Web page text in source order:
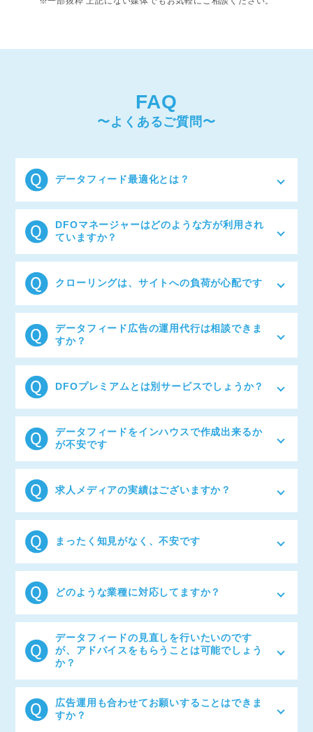
FAQ
〜よくあるご質問〜
データフィード最適化とは？
GoogleショッピングやCriteoなどの広告配信は、デー
タフィードの内容が広告配信として表示されます。こ
のためデータフィードの内容になる商品名などに適切
なキーワードを付与することでインプレッションやク
ド修正や加工を最適化と言います。
DFOマネージャーはどのような方が利用され
ていますか？
ECサイト・求人サイト（総合・専門求職サイトなど）
のマーケティング担当者様や、デジタル広告の運用代
理店様にご利用いただいています。
クローリングは、サイトへの負荷が心配です
ご利用企業の約半数がクローリングをご利用いただい
ておりますが、サイト運営に影響のあるレベルの負荷
はございません。
データフィード広告の運用代行は相談できま
すか？
可能です。運用・データフィード・タグに精通したス
ペシャリストがGoogleやCRITEOなどの運用いたしま
す。これまでの実績についてもご満足いただいており
ます。お見積りやサービス提案を希望される場合は、
お気軽にお問合せください。
DFOプレミアムとは別サービスでしょうか？
データフィードの構築・運用・管理などの業務をすべ
て弊社代行するサービスです。ノウハウや知識をデー
タフィードに盛り込む事はもちろん、お客様のご要望
や課題などにも柔軟に対応いたします。
データフィードをインハウスで作成出来るか
が不安です
データフィード作成完了までサポートさせていただき
ますのでご安心ください。オプションでデータフィー
ドの初期設定サポートもご用意しております。
求人メディアの実績はございますか？
Indeedをはじめ、スタンバイ・求人ボックスなどを活
用されている人材企業様のツール利用の実績が豊富に
ございます。
まったく知見がなく、不安です
配信まで丁寧にサポートしますので、まずはお気軽に
ご相談ください。
どのような業種に対応してますか？
EC、求人、不動産、旅行、エンタメなど様々な業種に
対応可能です。
データフィードの見直しを行いたいのです
が、アドバイスをもらうことは可能でしょう
か？
運用実績300社以上の知見から適切なご提案をさせて
いただきます。
広告運用も合わせてお願いすることはできま
すか？